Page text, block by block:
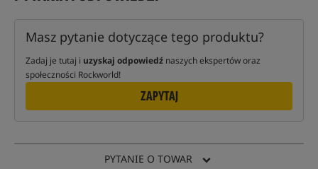
Masz pytanie dotyczące tego produktu?
Zadaj je tutaj i uzyskaj odpowiedź naszych ekspertów oraz
społeczności Rockworld!
ZAPYTAJ
PYTANIE O TOWAR